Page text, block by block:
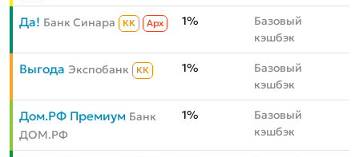
Да! Банк Синара КК Aрх 1%
Базовый
кэшбэк
Выгода Экспобанк КК 1%
Базовый
кэшбэк
Дом.РФ Премиум Банк
ДОМ.РФ
1%
Базовый
кэшбэк